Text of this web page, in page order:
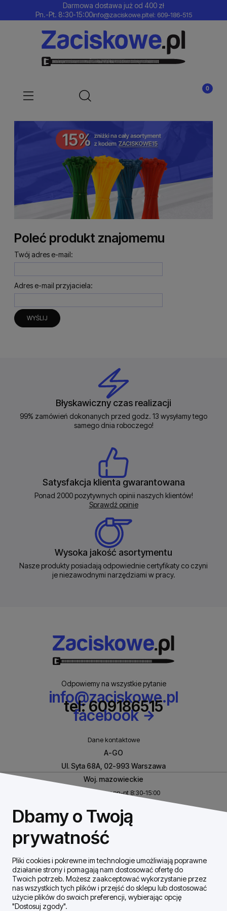
Darmowa dostawa już od 400 zł
Pn.-Pt. 8:30-15:00info@zaciskowe.pltel: 609-186-515
Poleć produkt znajomemu
Twój adres e-mail:
Adres e-mail przyjaciela:
WYŚLIJ
Błyskawiczny czas realizacji
99% zamówień dokonanych przed godz. 13 wysyłamy tego
samego dnia roboczego!
Satysfakcja klienta gwarantowana
Ponad 2000 pozytywnych opinii naszych klientów!
Sprawdź opinie
Wysoka jakość asortymentu
Nasze produkty posiadają odpowiednie certyfikaty co czyni
je niezawodnymi narzędziami w pracy.
Odpowiemy na wszystkie pytanie
info@zaciskowe.pl
tel: 609186515
facebook
Dane kontaktowe
A-GO
Ul. Syta 68A, 02-993 Warszawa
Woj. mazowieckie
Biuro czynne w pn-pt 8:30-15:00
REGON: 146926170
Szybki Kontakt
Dostawa / płatności
Dbamy o Twoją
prywatność
Pliki cookies i pokrewne im technologie umożliwiają poprawne
działanie strony i pomagają nam dostosować ofertę do
Twoich potrzeb. Możesz zaakceptować wykorzystanie przez
nas wszystkich tych plików i przejść do sklepu lub dostosować
użycie plików do swoich preferencji, wybierając opcję
"Dostosuj zgody".